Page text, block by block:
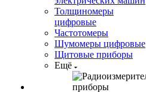
Толщиномеры
цифровые
Частотомеры
Шумомеры цифровые
Щитовые приборы
Ещё